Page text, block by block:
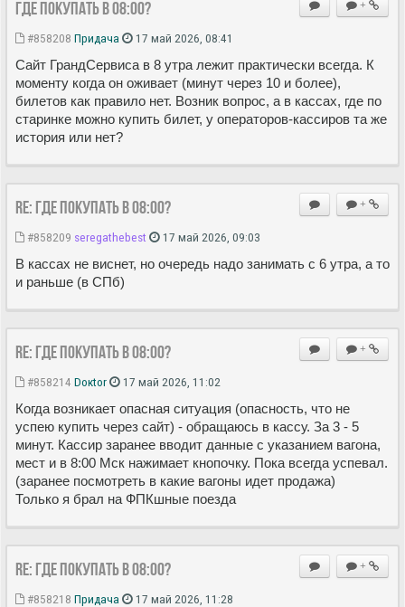
+
Где покупать в 08:00?
#858208 Придача 17 май 2026, 08:41
Сайт ГрандСервиса в 8 утра лежит практически всегда. К
моменту когда он оживает (минут через 10 и более),
билетов как правило нет. Возник вопрос, а в кассах, где по
старинке можно купить билет, у операторов-кассиров та же
история или нет?
+
Re: Где покупать в 08:00?
#858209 seregathebest 17 май 2026, 09:03
В кассах не виснет, но очередь надо занимать с 6 утра, а то
и раньше (в СПб)
+
Re: Где покупать в 08:00?
#858214 Doкtor 17 май 2026, 11:02
Когда возникает опасная ситуация (опасность, что не
успею купить через сайт) - обращаюсь в кассу. За 3 - 5
минут. Кассир заранее вводит данные с указанием вагона,
мест и в 8:00 Мск нажимает кнопочку. Пока всегда успевал.
(заранее посмотреть в какие вагоны идет продажа)
Только я брал на ФПКшные поезда
+
Re: Где покупать в 08:00?
#858218 Придача 17 май 2026, 11:28